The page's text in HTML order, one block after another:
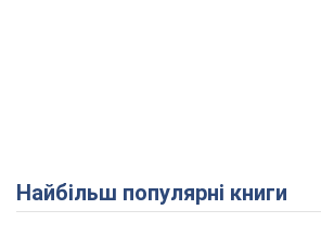
Найбільш популярні книги